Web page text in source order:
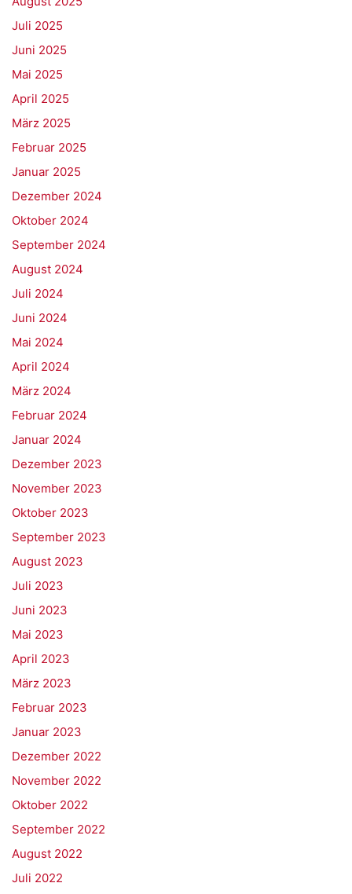
Juli 2025
Juni 2025
Mai 2025
April 2025
März 2025
Februar 2025
Januar 2025
Dezember 2024
Oktober 2024
September 2024
August 2024
Juli 2024
Juni 2024
Mai 2024
April 2024
März 2024
Februar 2024
Januar 2024
Dezember 2023
November 2023
Oktober 2023
September 2023
August 2023
Juli 2023
Juni 2023
Mai 2023
April 2023
März 2023
Februar 2023
Januar 2023
Dezember 2022
November 2022
Oktober 2022
September 2022
August 2022
Juli 2022